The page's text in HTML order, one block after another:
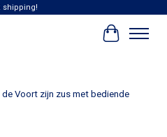
shipping!
Voort zijn zus met bediende